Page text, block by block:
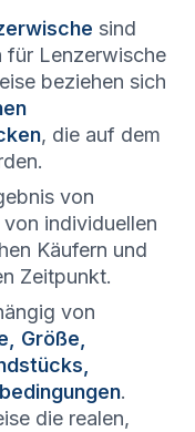
sind
für Lenzerwische
beziehen sich
, die auf dem
von
individuellen
Käufern und
Zeitpunkt.
von
Größe,
.
die realen,